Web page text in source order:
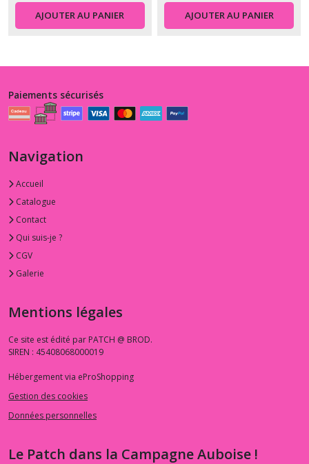
AJOUTER AU PANIER AJOUTER AU PANIER
Paiements sécurisés
Navigation
Accueil
Catalogue
Contact
Qui suis-je ?
CGV
Galerie
Mentions légales
Ce site est édité par PATCH @ BROD.
SIREN : 45408068000019
Hébergement via eProShopping
Gestion des cookies
Données personnelles
Le Patch dans la Campagne Auboise !